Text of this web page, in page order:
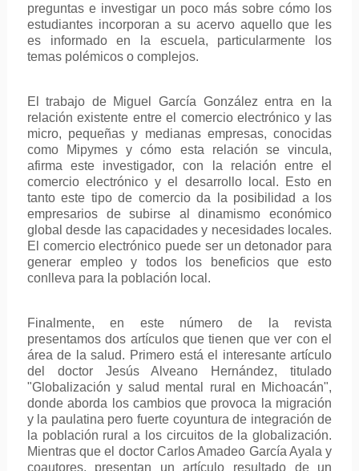
preguntas e investigar un poco más sobre cómo los
estudiantes incorporan a su acervo aquello que les
es informado en la escuela, particularmente los
temas polémicos o complejos.
El trabajo de Miguel García González entra en la
relación existente entre el comercio electrónico y las
micro, pequeñas y medianas empresas, conocidas
como Mipymes y cómo esta relación se vincula,
afirma este investigador, con la relación entre el
comercio electrónico y el desarrollo local. Esto en
tanto este tipo de comercio da la posibilidad a los
empresarios de subirse al dinamismo económico
global desde las capacidades y necesidades locales.
El comercio electrónico puede ser un detonador para
generar empleo y todos los beneficios que esto
conlleva para la población local.
Finalmente, en este número de la revista
presentamos dos artículos que tienen que ver con el
área de la salud. Primero está el interesante artículo
del doctor Jesús Alveano Hernández, titulado
"Globalización y salud mental rural en Michoacán",
donde aborda los cambios que provoca la migración
y la paulatina pero fuerte coyuntura de integración de
la población rural a los circuitos de la globalización.
Mientras que el doctor Carlos Amadeo García Ayala y
coautores, presentan un artículo resultado de un